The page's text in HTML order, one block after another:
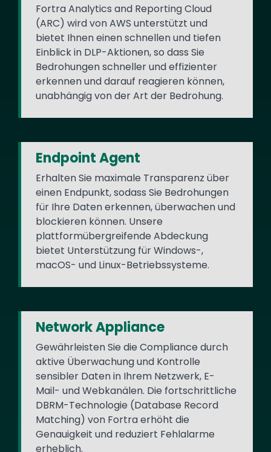
Fortra Analytics and Reporting Cloud
(ARC) wird von AWS unterstützt und
bietet Ihnen einen schnellen und tiefen
Einblick in DLP-Aktionen, so dass Sie
Bedrohungen schneller und effizienter
erkennen und darauf reagieren können,
unabhängig von der Art der Bedrohung.
Endpoint Agent
Erhalten Sie maximale Transparenz über
einen Endpunkt, sodass Sie Bedrohungen
für Ihre Daten erkennen, überwachen und
blockieren können. Unsere
plattformübergreifende Abdeckung
bietet Unterstützung für Windows-,
macOS- und Linux-Betriebssysteme.
Network Appliance
Gewährleisten Sie die Compliance durch
aktive Überwachung und Kontrolle
sensibler Daten in Ihrem Netzwerk, E-
Mail- und Webkanälen. Die fortschrittliche
DBRM-Technologie (Database Record
Matching) von Fortra erhöht die
Genauigkeit und reduziert Fehlalarme
erheblich.